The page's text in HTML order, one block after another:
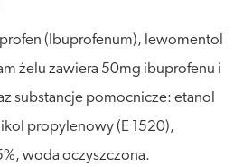
(Ibuprofenum), lewomentol
żelu zawiera 50mg ibuprofenu i
substancje pomocnicze: etanol
propylenowy (E 1520),
woda oczyszczona.